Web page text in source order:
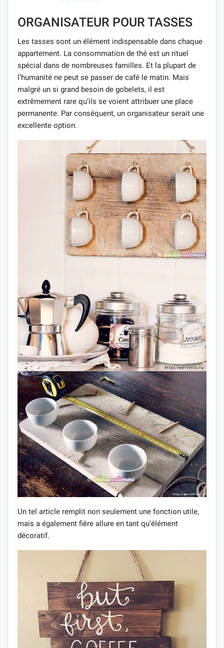
ORGANISATEUR POUR TASSES
Les tasses sont un élément indispensable dans chaque
appartement. La consommation de thé est un rituel
spécial dans de nombreuses familles. Et la plupart de
l’humanité ne peut se passer de café le matin. Mais
malgré un si grand besoin de gobelets, il est
extrêmement rare qu’ils se voient attribuer une place
permanente. Par conséquent, un organisateur serait une
excellente option.
Un tel article remplit non seulement une fonction utile,
mais a également fière allure en tant qu’élément
décoratif.